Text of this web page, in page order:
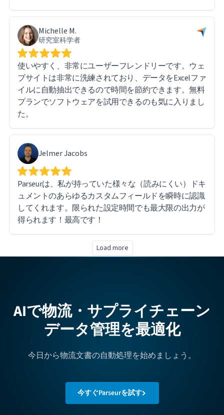
Michelle M.
研究室科学者
使いやすく、非常にユーザーフレンドリーです。ウェ
ブサイトは非常に洗練されており、データをExcelファ
イルに自動抽出できるので時間を節約できます。無料
プランでソフトウェアを試用できるのも気に入りまし
た。
Jelmer Jacobs
Parseurは、私が持っていた様々な（読みにくい）ドキ
ュメントのあらゆるカスタムフィールドを瞬時に認識
してくれます。限られた設定時間でも最大限の出力が
得られます！最高です！
Load more
AIで物流・サプライチェーン
データ管理を最適化
今日から物流文書の自動処理を始めましょう。
今すぐParseurを試す